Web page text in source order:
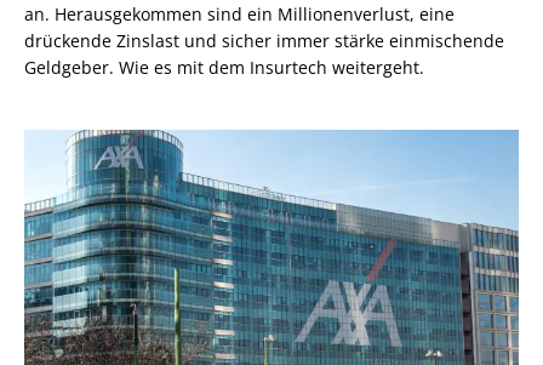
an. Herausgekommen sind ein Millionenverlust, eine
drückende Zinslast und sicher immer stärke einmischende
Geldgeber. Wie es mit dem Insurtech weitergeht.